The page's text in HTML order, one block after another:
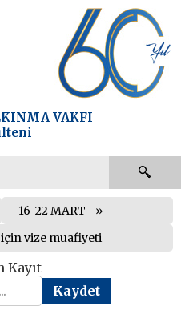
VAKFI
16-22 MART
için vize muafiyeti
Kayıt